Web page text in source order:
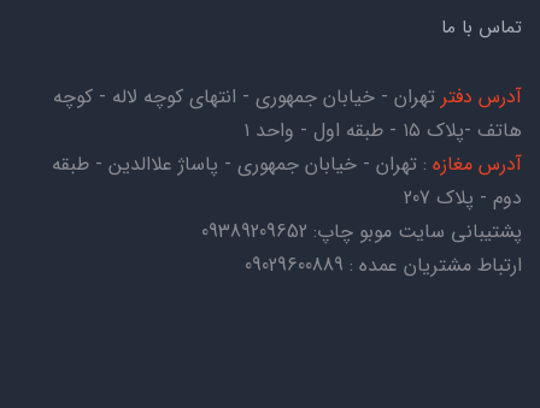
تماس با ما
آدرس دفتر تهران - خیابان جمهوری - انتهای کوچه لاله - کوچه
هاتف -پلاک ۱۵ - طبقه اول - واحد ۱
آدرس مغازه : تهران - خیابان جمهوری - پاساژ علاالدین - طبقه
دوم - پلاک 207
پشتیبانی سایت موبو چاپ: 09389209652
ارتباط مشتریان عمده : 09029600889